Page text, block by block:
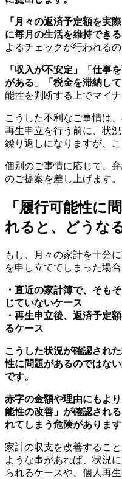
「月々の返済予定額を実
に毎月の生活を維持できる
よるチェックが行われるの
「収入が不安定」「仕事
がある」「税金を滞納して
能性を判断する上でマイナ
こうした不利なご事情は
再生申立を行う前に、状
繰り返しになりますが、
個別のご事情に応じて、
のご提案を差し上げます。
「履行可能性に
れると、どうな
もし、月々の家計を十分
を申し立ててしまった場
・直近の家計簿で、そも
じていないケース
・再生申立後、返済予定
るケース
こうした状況が確認され
性に問題があるのではな
です。
赤字の金額や理由にもよ
能性の改善」が確認され
れてしまう危険があります
家計の収支を改善するこ
ような事があれば、状況
られるケースや、個人再